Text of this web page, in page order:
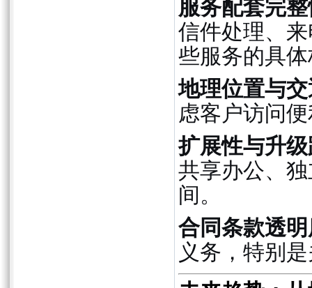
服务配套完
信件处理、
些服务的具
地理位置与
虑客户访问
扩展性与升
共享办公、
间。
合同条款透
义务，特别